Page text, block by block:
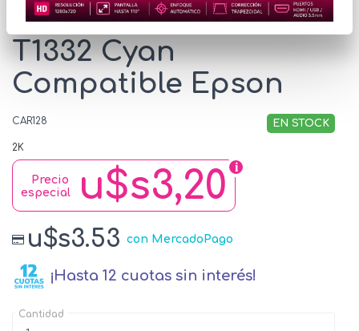
Cartucho Tinta WOX
T1332 Cyan
Compatible Epson
CAR128 EN STOCK
2K
u$s3,20
Precio
especial
u$s3.53 con MercadoPago
¡Hasta 12 cuotas sin interés!
Cantidad